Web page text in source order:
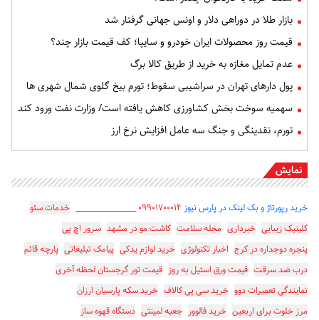
بازار طلا در دوراهی دلار و اونس جهانی گرفتار شد
قیمت روز محصولات ایران خودرو و سایپا؛ کف قیمت بازار چند؟
عدم تمایل مغازه‌ به خرید از طریق کالا برگ
پول دارهای تهران در سراشیبی سقوط؛ تورم بیخ گلوی شمال شهری ها
سهمیه سوخت بخش کشاورزی کاهش یافته است/ وزارت نفت ورود کند
تورم، نقدینگی و جنگ سه عامل افزایش نرخ ارز
نمایش
خرید رپورتاژ و بک لینک در پارس نیوز ۰۹۹۰۱۷۰۰۰۱۴_________________ خدمات سئو
کلینیک زیبایی خبرداری مجله سلامت کاشت مو در مشهد سرور اچ پی
پنجره دوجداره در کرج اخبار تکنولوژی خرید لوازم یدکی پیامک تبلیغاتی پارچه قائم
درب ضد سرقت قیمت ورق استیل به روز قیمت تور گرجستان لحظه آخری
نمایندگی تعمیرات دوو خرید سی پی کالاف خرید سکه پارسیان ارزان
مرز خلوت برای اربعین خرید فالوور جعبه لمینتی دستگاه قهوه ساز